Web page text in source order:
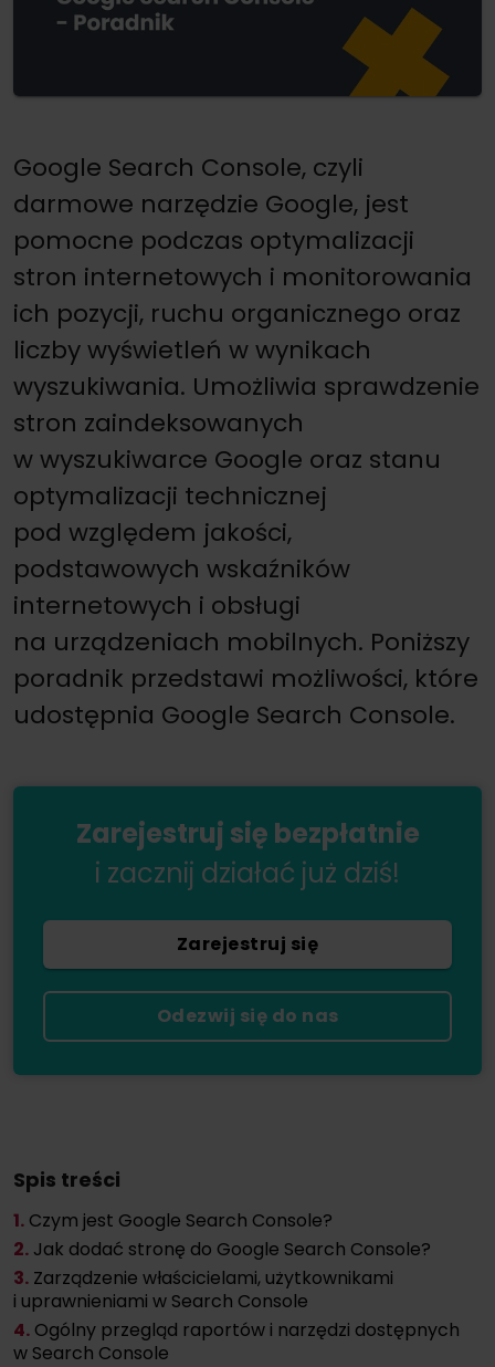
Google Search Console, czyli
darmowe narzędzie Google, jest
pomocne podczas optymalizacji
stron internetowych i monitorowania
ich pozycji, ruchu organicznego oraz
liczby wyświetleń w wynikach
wyszukiwania. Umożliwia sprawdzenie
stron zaindeksowanych
w wyszukiwarce Google oraz stanu
optymalizacji technicznej
pod względem jakości,
podstawowych wskaźników
internetowych i obsługi
na urządzeniach mobilnych. Poniższy
poradnik przedstawi możliwości, które
udostępnia Google Search Console.
Zarejestruj się bezpłatnie
i zacznij działać już dziś!
Zarejestruj się
Odezwij się do nas
Spis treści
1. Czym jest Google Search Console?
2. Jak dodać stronę do Google Search Console?
3. Zarządzenie właścicielami, użytkownikami
i uprawnieniami w Search Console
4. Ogólny przegląd raportów i narzędzi dostępnych
w Search Console